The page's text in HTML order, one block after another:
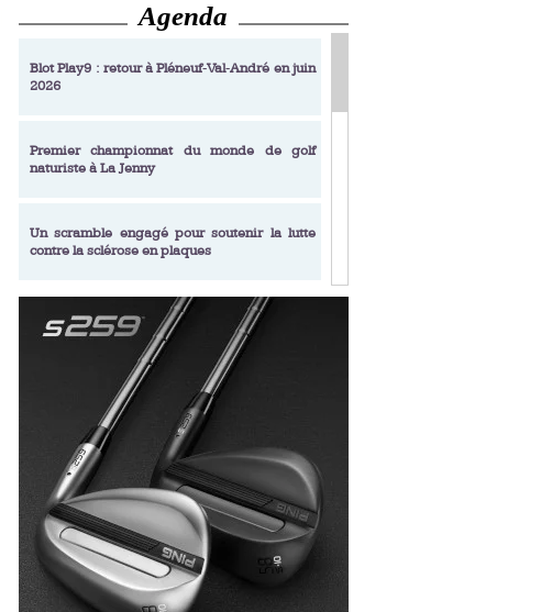
Ladies Pro-Am VSD : Golf du Prieuré, elles
décrochent leur billet pour la finale
Enfin un livre de golf pensé pour les femmes
Ladies Pro-Am VSD : les premières
Académie Golf Barrière Julien Xanthopoulos,
Amundi Evian Championship, de nouvelles
expériences immersives
Tiger Woods se retire du Genesis Invitational
Evian Resort Golf Club : Saison 2 du
Programme Performance
Agenda
Blot Play9 : retour à Pléneuf‑Val‑André en juin
2026
Premier championnat du monde de golf
naturiste à La Jenny
Un scramble engagé pour soutenir la lutte
contre la sclérose en plaques
Resonance Golf Collection : Lacoste Golf
Series & Trophée Écologie, deux circuits
amateurs en 10 étapes
Royal Air Maroc Golf & Padel Cup : le nouvel
event sport et networking
LPGA Tour 2026 : une saison record pour le
golf féminin
Ladies European Tour 2026 : une saison
historique sur cinq continents